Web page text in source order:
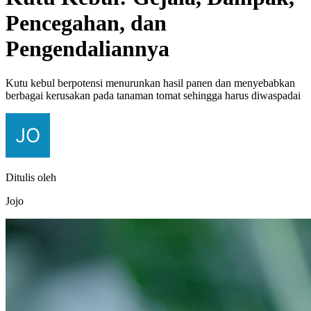
Pencegahan, dan
Pengendaliannya
Kutu kebul berpotensi menurunkan hasil panen dan menyebabkan
berbagai kerusakan pada tanaman tomat sehingga harus diwaspadai
Ditulis oleh
Jojo